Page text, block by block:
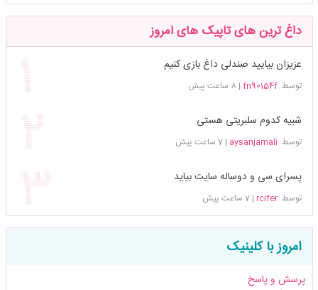
داغ ترین های تاپیک های امروز
عزیزان بیایید صندلی داغ بازی کنیم
توسطfn90154f
|8 ساعت پیش
شبیه کدوم سلبریتی هستی
توسط aysanjamali
|7 ساعت پیش
پسرای سی و دوساله سایت بیاید
توسطrcifer
|7 ساعت پیش
امروز با کلینیک
پرسش و پاسخ